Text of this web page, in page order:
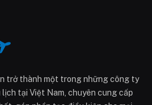
trở thành một trong những công ty
tại Việt Nam, chuyên cung cấp